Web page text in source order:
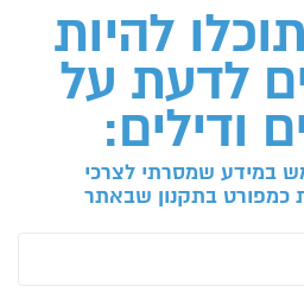
להיות
לדעת על
ודילים:
במידע שמסרתי לצרכי
כמפורט בתקנון שבאתר